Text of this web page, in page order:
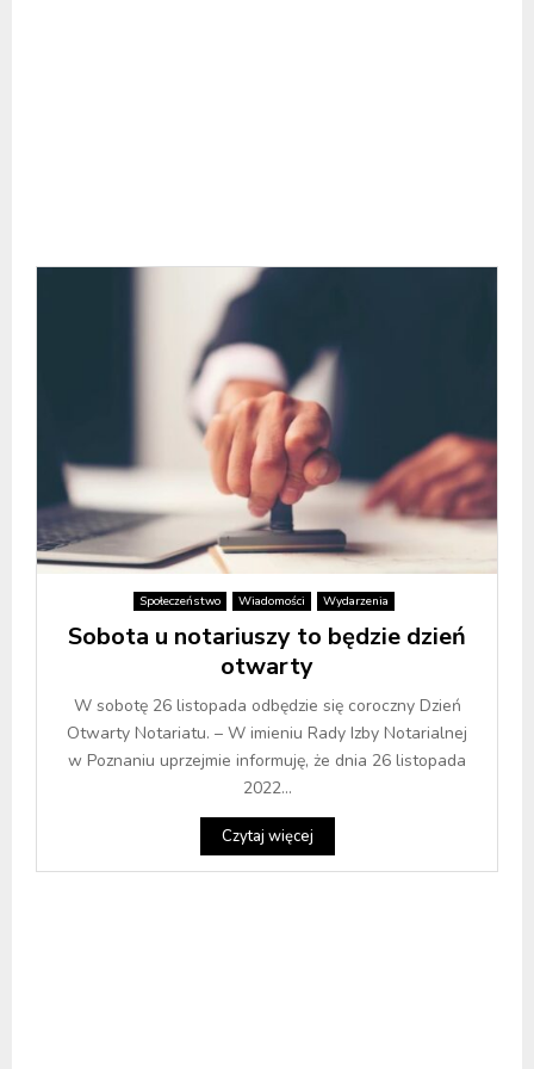
Społeczeństwo Wiadomości Wydarzenia
Sobota u notariuszy to będzie dzień
otwarty
W sobotę 26 listopada odbędzie się coroczny Dzień
Otwarty Notariatu. – W imieniu Rady Izby Notarialnej
w Poznaniu uprzejmie informuję, że dnia 26 listopada
2022...
Czytaj więcej